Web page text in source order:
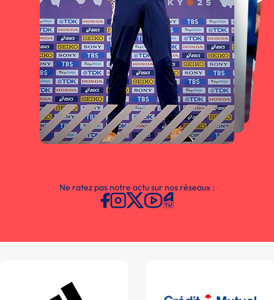
Ne ratez pas notre actu sur nos réseaux :